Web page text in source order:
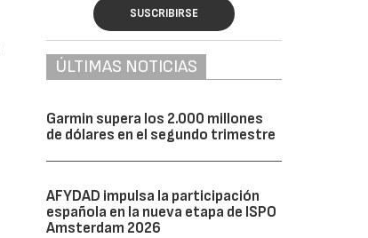
SUSCRIBIRSE
ÚLTIMAS NOTICIAS
Garmin supera los 2.000 millones
de dólares en el segundo trimestre
AFYDAD impulsa la participación
española en la nueva etapa de ISPO
Amsterdam 2026